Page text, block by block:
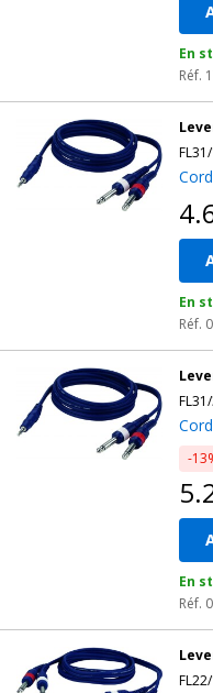
En
Réf.
En
Réf.
-
En
Réf.